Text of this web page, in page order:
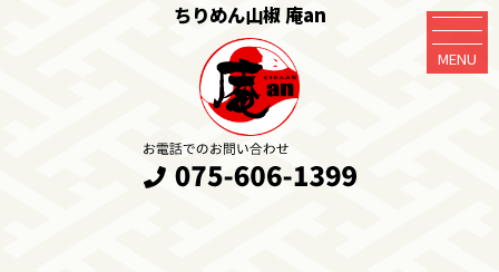
MENU
ちりめん山椒 庵an